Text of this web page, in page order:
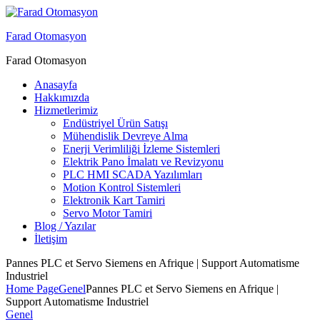
Menu
Farad Otomasyon
Farad Otomasyon
Anasayfa
Hakkımızda
Hizmetlerimiz
Endüstriyel Ürün Satışı
Mühendislik Devreye Alma
Enerji Verimliliği İzleme Sistemleri
Elektrik Pano İmalatı ve Revizyonu
PLC HMI SCADA Yazılımları
Motion Kontrol Sistemleri
Elektronik Kart Tamiri
Servo Motor Tamiri
Blog / Yazılar
İletişim
Pannes PLC et Servo Siemens en Afrique | Support Automatisme
Industriel
Home PageGenelPannes PLC et Servo Siemens en Afrique |
Support Automatisme Industriel
Categories
Genel